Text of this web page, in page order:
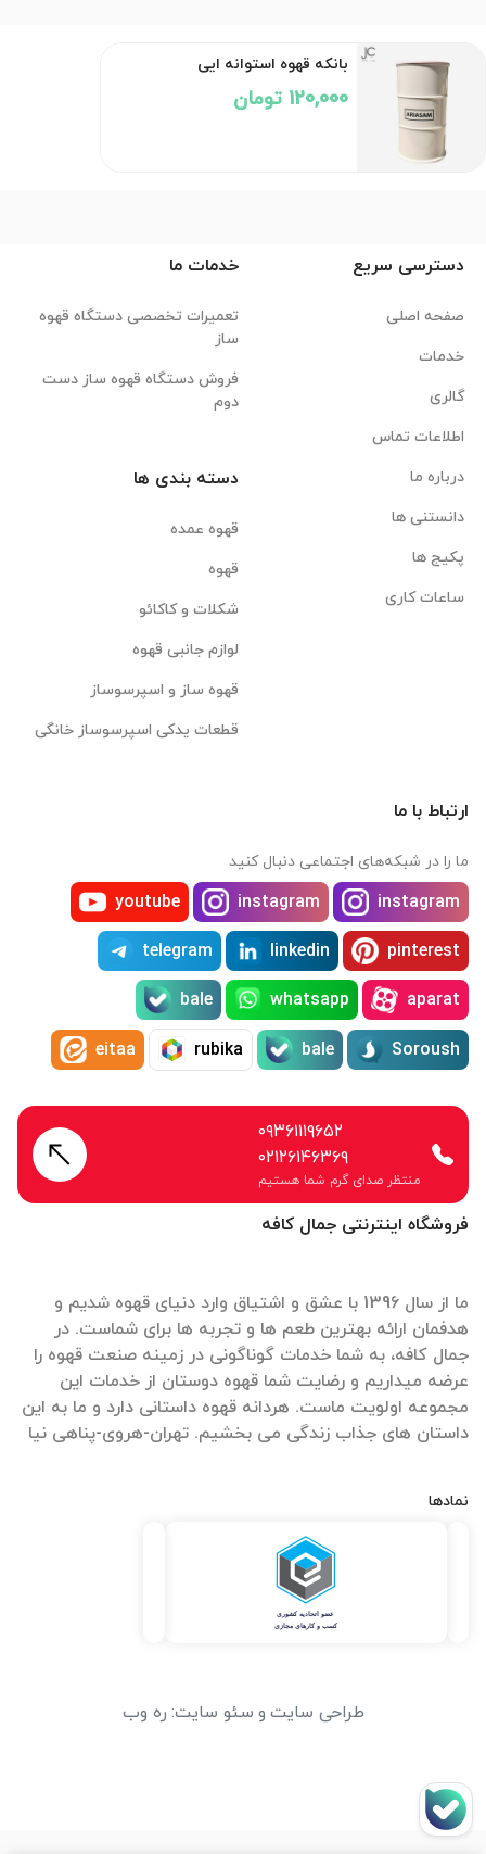
بانکه قهوه استوانه ایی
120,000 تومان
فروشگاه اینترنتی جمال کافه
ما از سال 1396 با عشق و اشتیاق وارد دنیای قهوه شدیم و
هدفمان ارائه بهترین طعم ها و تجربه ها برای شماست. در
جمال کافه، به شما خدمات گوناگونی در زمینه صنعت قهوه را
عرضه میداریم و رضایت شما قهوه دوستان از خدمات این
مجموعه اولویت ماست. هردانه قهوه داستانی دارد و ما به این
داستان های جذاب زندگی می بخشیم. تهران-هروی-پناهی نیا
نمادها
دسترسی سریع
صفحه اصلی
خدمات
گالری
اطلاعات تماس
درباره ما
دانستنی ها
پکیج ها
ساعات کاری
خدمات ما
تعمیرات تخصصی دستگاه قهوه
ساز
فروش دستگاه قهوه ساز دست
دوم
دسته بندی ها
قهوه عمده
قهوه
شکلات و کاکائو
لوازم جانبی قهوه
قهوه ساز و اسپرسوساز
قطعات یدکی اسپرسوساز خانگی
ارتباط با ما
ما را در شبکه‌های اجتماعی دنبال کنید
instagram
instagram
youtube
pinterest
linkedin
telegram
aparat
whatsapp
bale
Soroush
bale
rubika
eitaa
۰۹۳۶۱۱۱۹۶۵۲
۰۲۱۲۶۱۴۶۳۶۹
منتظر صدای گرم شما هستیم
طراحی سایت و سئو سایت: ره وب